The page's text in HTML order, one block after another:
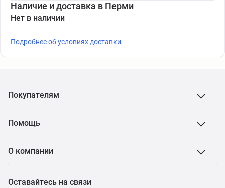
Наличие и доставка в Перми
Нет в наличии
Подробнее об условиях доставки
Покупателям
Помощь
О компании
Оставайтесь на связи